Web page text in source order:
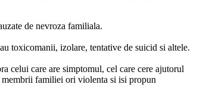
de nevroza familiala.
toxicomanii, izolare, tentative de suicid si altele.
celui care are simptomul, cel care cere ajutorul
membrii familiei ori violenta si isi propun